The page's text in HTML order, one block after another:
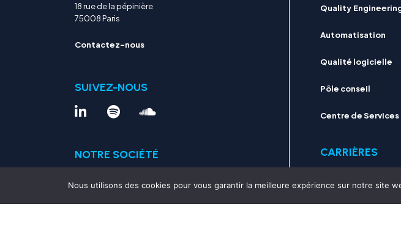
18 rue de la pépinière
75008 Paris
Contactez-nous
SUIVEZ-NOUS
NOTRE SOCIÉTÉ
Notre société
Quality
Automatisation
Qualité logicielle
Pôle conseil
Centre de Services
CARRIÈRES
Pourquoi nous
Nous utilisons des cookies pour vous garantir la meilleure expérience sur notre site